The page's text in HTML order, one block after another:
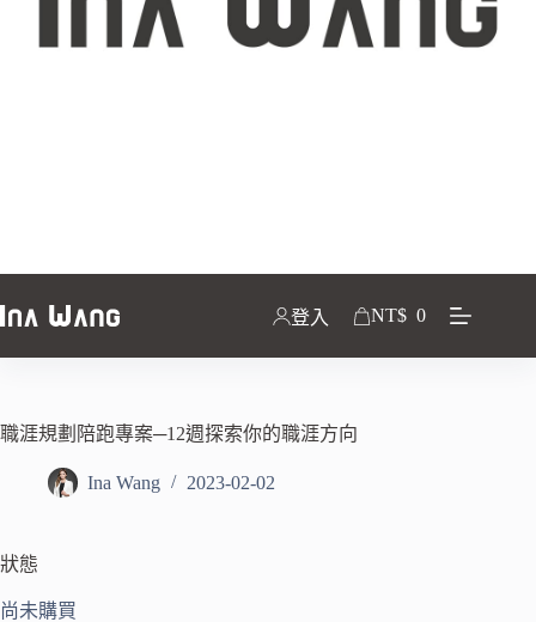
登入 NT$ 0
職涯規劃陪跑專案─12週探索你的職涯方向
Ina Wang 2023-02-02
狀態
尚未購買